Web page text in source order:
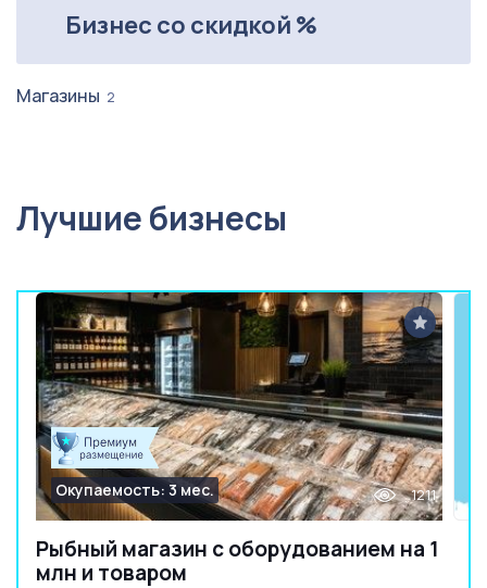
Бизнес со скидкой %
Магазины 2
Лучшие бизнесы
Рыбный магазин с оборудованием на 1
млн и товаром
Окупаемость: 3 мес. 1211